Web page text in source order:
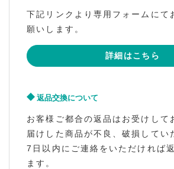
下記リンクより専用フォームにて
願いします。
詳細はこちら
返品交換について
お客様ご都合の返品はお受けして
届けした商品が不良、破損してい
7日以内にご連絡をいただければ
ます。